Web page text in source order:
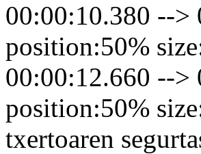
00:00:10.380 -->
position:50%
00:00:12.660 -->
position:50%
txertoaren